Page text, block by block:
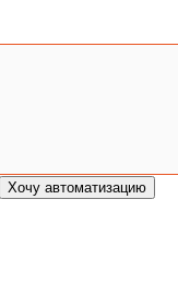
Хочу автоматизацию